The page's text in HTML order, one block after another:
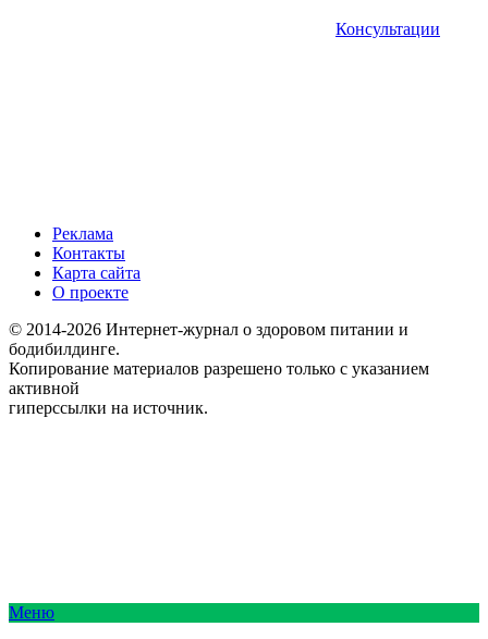
Консультации
Реклама
Контакты
Карта сайта
О проекте
© 2014-2026 Интернет-журнал о здоровом питании и
бодибилдинге.
Копирование материалов разрешено только с указанием
активной
гиперссылки на источник.
Меню